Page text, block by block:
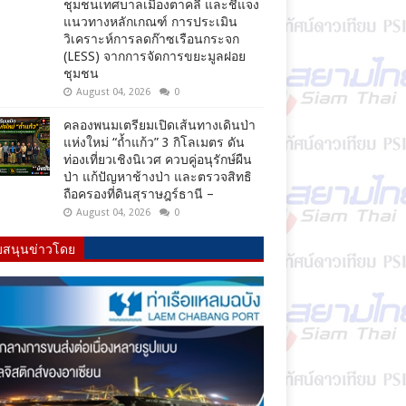
ชุมชนเทศบาลเมืองตาคลี และชี้แจง
แนวทางหลักเกณฑ์ การประเมิน
วิเคราะห์การลดก๊าซเรือนกระจก
(LESS) จากการจัดการขยะมูลฝอย
ชุมชน
August 04, 2026 0
คลองพนมเตรียมเปิดเส้นทางเดินป่า
แห่งใหม่ “ถ้ำแก้ว” 3 กิโลเมตร ดัน
ท่องเที่ยวเชิงนิเวศ ควบคู่อนุรักษ์ผืน
ป่า แก้ปัญหาช้างป่า และตรวจสิทธิ
ถือครองที่ดินสุราษฎร์ธานี –
August 04, 2026 0
นุนข่าวโดย